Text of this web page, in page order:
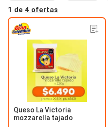
1 de 4 ofertas
Queso La Victoria
mozzarella tajado